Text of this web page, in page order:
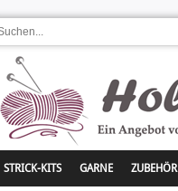
STRICK-KITS GARNE ZUBEHÖR